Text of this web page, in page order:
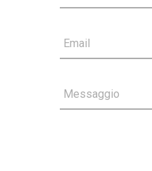
Email
Messaggio